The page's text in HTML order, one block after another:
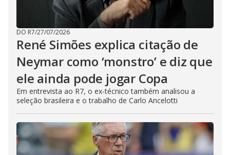
DO R7/27/07/2026
René Simões explica citação de
Neymar como ‘monstro’ e diz que
ele ainda pode jogar Copa
Em entrevista ao R7, o ex-técnico também analisou a
seleção brasileira e o trabalho de Carlo Ancelotti